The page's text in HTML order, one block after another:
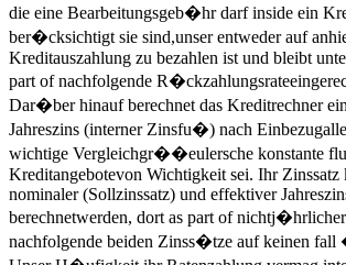
die eine Bearbeitungsgeb�hr darf inside ein
ber�cksichtigt sie sind,unser entweder auf
Kreditauszahlung zu bezahlen ist und bleibt
part of nachfolgende
Dar�ber hinauf berechnet das Kreditrechner
Jahreszins (interner Zinsfu�) nach
wichtige Vergleichgr��eulersche konstante
Kreditangebotevon Wichtigkeit sei. Ihr Zinssatz
nominaler (Sollzinssatz) und effektiver
berechnetwerden, dort as part of
nachfolgende beiden Zinss�tze auf keinen fall